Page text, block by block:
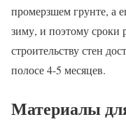
промерзшем грунте, а
зиму, и поэтому сроки
строительству стен
полосе 4-5 месяцев.
Материалы